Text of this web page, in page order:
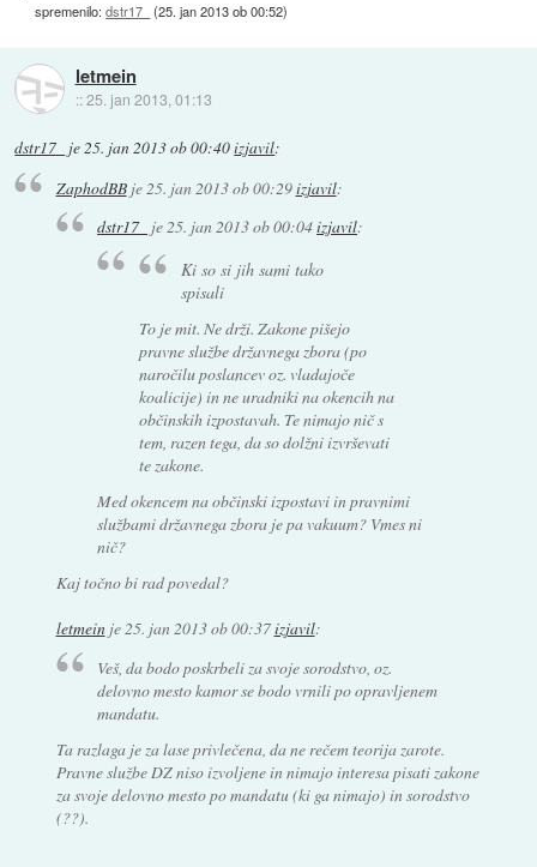
spremenilo:dstr17_ (25. jan 2013 ob 00:52)
letmein
::25. jan 2013, 01:13
dstr17_ je25. jan 2013 ob 00:40izjavil:
ZaphodBBje 25. jan 2013 ob 00:29izjavil:
dstr17_ je25. jan 2013 ob 00:04izjavil:
Ki so si jih sami tako
spisali
To je mit. Ne drži. Zakone pišejo
pravne službe državnega zbora (po
naročilu poslancev oz. vladajoče
koalicije) in ne uradniki na okencih na
občinskih izpostavah. Te nimajo nič s
tem, razen tega, da so dolžni izvrševati
te zakone.
Med okencem na občinski izpostavi in pravnimi
službami državnega zbora je pa vakuum? Vmes ni
nič?
Kaj točno bi rad povedal?
letmeinje25. jan 2013 ob 00:37izjavil:
Veš, da bodo poskrbeli za svoje sorodstvo, oz.
delovno mesto kamor se bodo vrnili po opravljenem
mandatu.
Ta razlaga je za lase privlečena, da ne rečem teorija zarote.
Pravne službe DZ niso izvoljene in nimajo interesa pisati zakone
za svoje delovno mesto po mandatu (ki ga nimajo) in sorodstvo
(??).